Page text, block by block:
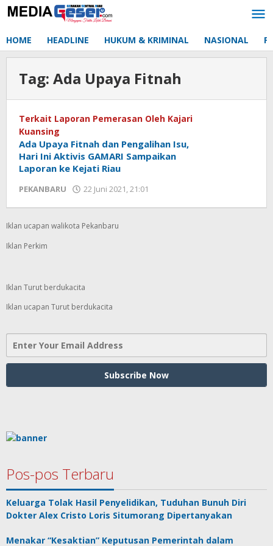
Lewati
ke
HOME HEADLINE HUKUM & KRIMINAL NASIONAL
Tag: Ada Upaya Fitnah
Terkait Laporan Pemerasan Oleh Kajari
Kuansing
Ada Upaya Fitnah dan Pengalihan Isu,
Hari Ini Aktivis GAMARI Sampaikan
Laporan ke Kejati Riau
PEKANBARU 22 Juni 2021, 21:01
Iklan ucapan walikota Pekanbaru
Iklan Perkim
Iklan Turut berdukacita
Iklan ucapan Turut berdukacita
Pos-pos Terbaru
Keluarga Tolak Hasil Penyelidikan, Tuduhan Bunuh Diri
Dokter Alex Cristo Loris Situmorang Dipertanyakan
Menakar “Kesaktian” Keputusan Pemerintah dalam